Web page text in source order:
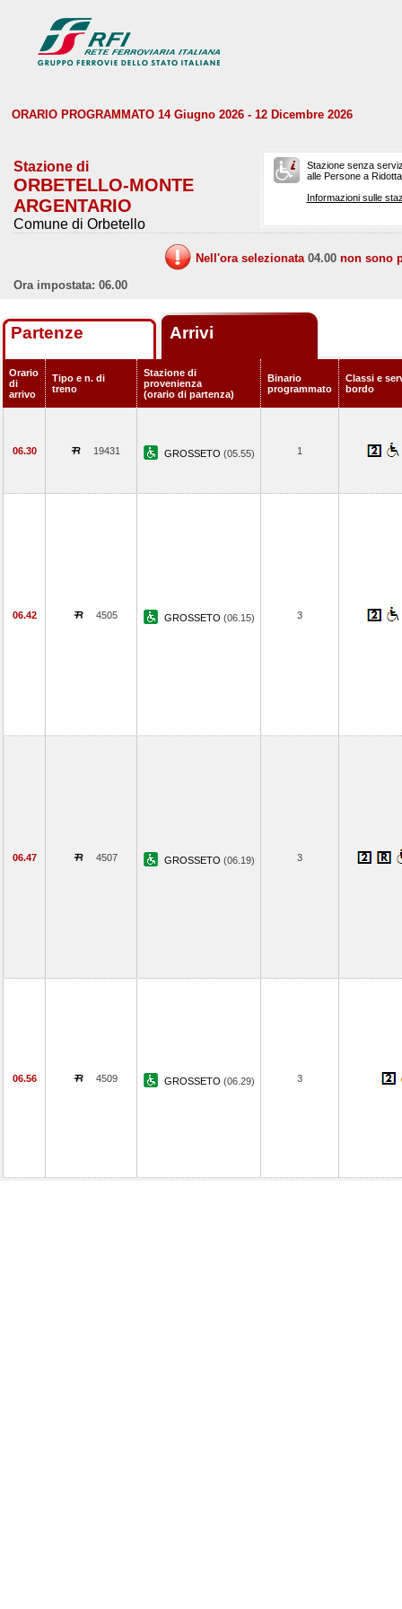
ORARIO PROGRAMMATO 14 Giugno 2026 - 12 Dicembre 2026
Stazione di
ORBETELLO-MONTE
ARGENTARIO
Comune di Orbetello
Stazione senza
alle Persone a
Informazioni sulle
Nell'ora selezionata 04.00 non sono
Ora impostata: 06.00
Partenze Arrivi
Orario
di
arrivo
Tipo e n. di
treno
Stazione di
provenienza
(orario di partenza)
Binario
programmato
Classi e
bordo
06.30 19431 GROSSETO (05.55) 1
06.42 4505 GROSSETO (06.15) 3
06.47 4507 GROSSETO (06.19) 3
06.56 4509 GROSSETO (06.29) 3